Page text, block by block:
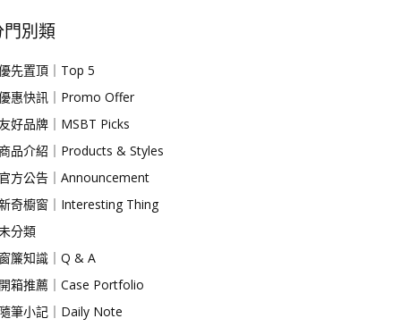
門別類
先置頂｜Top 5
惠快訊｜Promo Offer
好品牌｜MSBT Picks
品介紹｜Products & Styles
方公告｜Announcement
奇櫥窗｜Interesting Thing
分類
簾知識｜Q & A
箱推薦｜Case Portfolio
筆小記｜Daily Note